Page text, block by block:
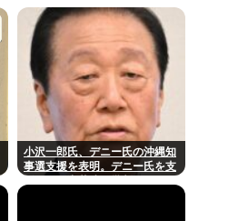
小沢一郎氏、デニー氏の沖縄知
事選支援を表明。デニー氏を支